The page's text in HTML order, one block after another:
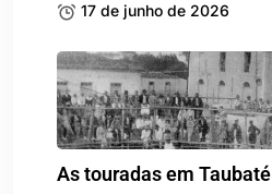
17 de junho de 2026
As touradas em Taubaté